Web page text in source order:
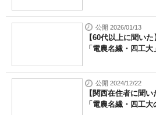
公開 2026/01/13
【60代以上に聞い
「電農名繊・四工
公開 2024/12/22
【関西在住者に聞
「電農名繊・四工